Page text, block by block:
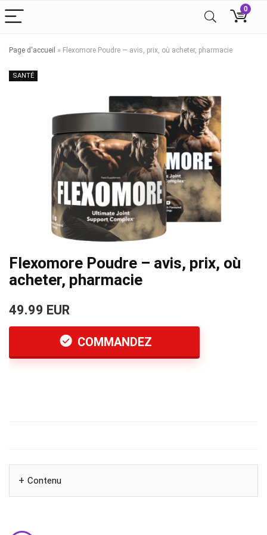
0
Page d'accueil » Flexomore Poudre — avis, prix, où acheter, pharmacie
SANTÉ
Flexomore Poudre – avis, prix, où
acheter, pharmacie
49.99 EUR
COMMANDEZ
Contenu